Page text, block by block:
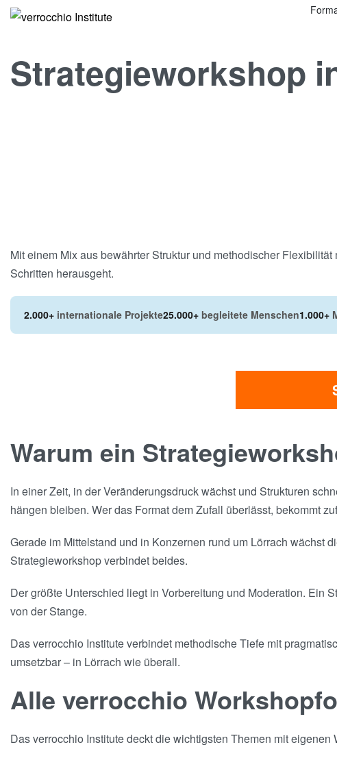
Strategieworkshop
Mit einem Mix aus bewährter Struktur und methodischer
Schritten herausgeht.
2.000+ internationale Projekte25.000+ begleitete Menschen1.000+
Warum ein
In einer Zeit, in der Veränderungsdruck wächst und Strukturen
hängen bleiben. Wer das Format dem Zufall überlässt, bekommt
Gerade im Mittelstand und in Konzernen rund um Lörrach wächst
Strategieworkshop verbindet beides.
Der größte Unterschied liegt in Vorbereitung und Moderation. Ein
von der Stange.
Das verrocchio Institute verbindet methodische Tiefe mit
umsetzbar – in Lörrach wie überall.
Alle verrocchio
Das verrocchio Institute deckt die wichtigsten Themen mit eigenen